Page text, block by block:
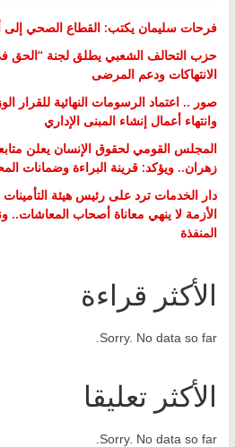
فرحات سليمان يكتب: القطاع الصحي إلى
حزب التحالف الشعبي يطلق لجنة “الحق
الانتهاكات ودعم المرضى
صور .. اعتماد الرسومات النهائية للقرار
وانتهاء أعمال إنشاء المبنى الإداري
المجلس القومي لحقوق الإنسان يعلن
زهران.. ويؤكد: قرينة البراءة وضمانات
دار الخدمات ترد على رئيس هيئة
الأزمة لا ينهي معاناة أصحاب
المنفذة
الأكثر قراءة
Sorry. No data so far.
الأكثر تعليقا
Sorry. No data so far.